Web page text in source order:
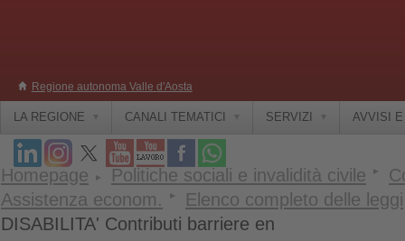
Regione autonoma Valle d'Aosta
LA REGIONE CANALI TEMATICI SERVIZI AVVISI
Homepage Politiche sociali e invalidità civile
Assistenza econom.
Elenco completo delle leggi
DISABILITA' Contributi barriere en